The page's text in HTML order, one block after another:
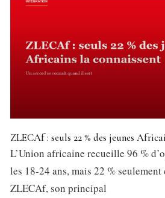
ZLECAf : seuls 22 % des jeunes
L’Union africaine recueille 96 %
les 18-24 ans, mais 22 %
ZLECAf, son principal